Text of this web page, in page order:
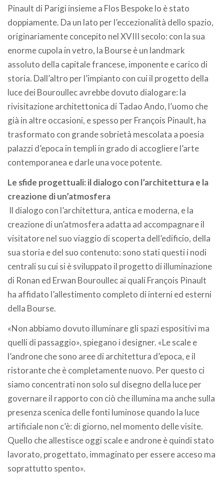
Pinault di Parigi insieme a Flos Bespoke lo è stato
doppiamente. Da un lato per l’eccezionalità dello spazio,
originariamente concepito nel XVIII secolo: con la sua
enorme cupola in vetro, la Bourse è un landmark
assoluto della capitale francese, imponente e carico di
storia. Dall’altro per l’impianto con cui il progetto della
luce dei Bouroullec avrebbe dovuto dialogare: la
rivisitazione architettonica di Tadao Ando, l’uomo che
già in altre occasioni, e spesso per François Pinault, ha
trasformato con grande sobrietà mescolata a poesia
palazzi d’epoca in templi in grado di accogliere l’arte
contemporanea e darle una voce potente.
Le sfide progettuali: il dialogo con l’architettura e la
creazione di un’atmosfera
Il dialogo con l’architettura, antica e moderna, e la
creazione di un’atmosfera adatta ad accompagnare il
visitatore nel suo viaggio di scoperta dell’edificio, della
sua storia e del suo contenuto: sono stati questi i nodi
centrali su cui si è sviluppato il progetto di illuminazione
di Ronan ed Erwan Bouroullec ai quali François Pinault
ha affidato l’allestimento completo di interni ed esterni
della Bourse.
«Non abbiamo dovuto illuminare gli spazi espositivi ma
quelli di passaggio», spiegano i designer. «Le scale e
l’androne che sono aree di architettura d’epoca, e il
ristorante che è completamente nuovo. Per questo ci
siamo concentrati non solo sul disegno della luce per
governare il rapporto con ciò che illumina ma anche sulla
presenza scenica delle fonti luminose quando la luce
artificiale non c’è: di giorno, nel momento delle visite.
Quello che allestisce oggi scale e androne è quindi stato
lavorato, progettato, immaginato per essere acceso ma
soprattutto spento».